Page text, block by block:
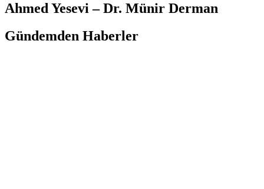
Ahmed Yesevi – Dr. Münir Derman
Gündemden Haberler